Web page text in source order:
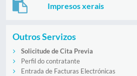
Impresos xerais
Outros Servizos
Solicitude de Cita Previa
Perfil do contratante
Entrada de Facturas Electrónicas